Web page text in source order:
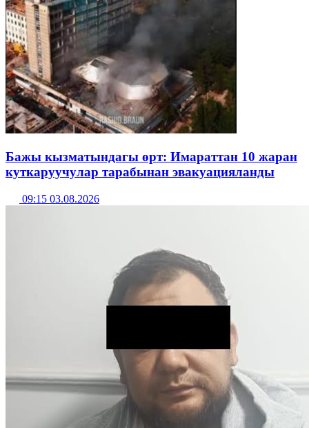
Бажы кызматындагы өрт: Имараттан 10 жаран
куткаруучулар тарабынан эвакуацияланды
09:15 03.08.2026